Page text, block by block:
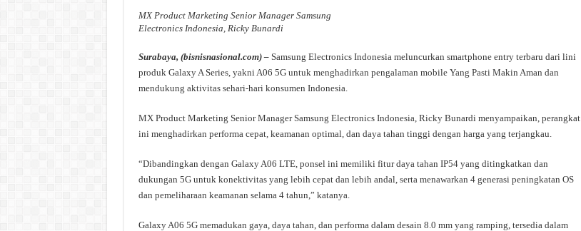
MX Product Marketing Senior Manager Samsung
Electronics Indonesia, Ricky Bunardi
Surabaya, (bisnisnasional.com) – Samsung Electronics Indonesia meluncurkan smartphone entry terbaru dari lini
produk Galaxy A Series, yakni A06 5G untuk menghadirkan pengalaman mobile Yang Pasti Makin Aman dan
mendukung aktivitas sehari-hari konsumen Indonesia.
MX Product Marketing Senior Manager Samsung Electronics Indonesia, Ricky Bunardi menyampaikan, perangkat
ini menghadirkan performa cepat, keamanan optimal, dan daya tahan tinggi dengan harga yang terjangkau.
“Dibandingkan dengan Galaxy A06 LTE, ponsel ini memiliki fitur daya tahan IP54 yang ditingkatkan dan
dukungan 5G untuk konektivitas yang lebih cepat dan lebih andal, serta menawarkan 4 generasi peningkatan OS
dan pemeliharaan keamanan selama 4 tahun,” katanya.
Galaxy A06 5G memadukan gaya, daya tahan, dan performa dalam desain 8.0 mm yang ramping, tersedia dalam